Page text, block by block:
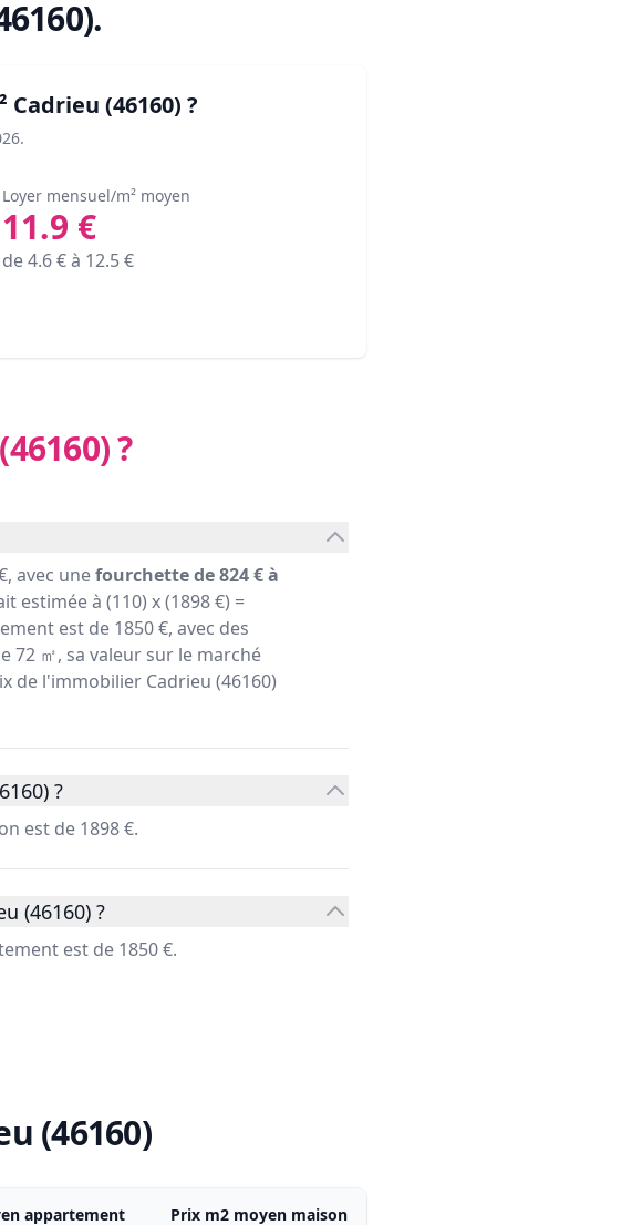
.
Cadrieu (46160) ?
.
Loyer mensuel/m² moyen
11.9 €
de4.6€ à 12.5€
?
avec unefourchette de 824 € à
estimée à (110) x (1898 €) =
est de 1850 €, avec des
72 ㎡, sa valeur sur le marché
de l'immobilier Cadrieu (46160)
?
est de 1898 €.
(46160) ?
est de 1850 €.
(46160)
appartement Prix m2 moyen maison